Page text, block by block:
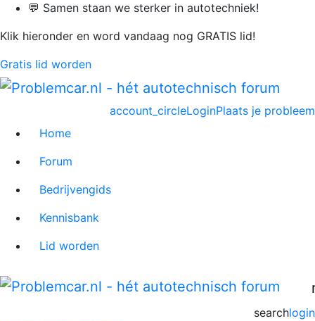
💬 Samen staan we sterker in autotechniek!
Klik hieronder en word vandaag nog GRATIS lid!
Gratis lid worden
Plaats je probleem
account_circleLogin
Home
Forum
Bedrijvengids
Kennisbank
Lid worden
login
search